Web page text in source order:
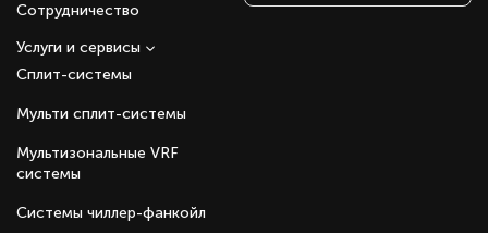
Сотрудничество
Сплит-системы
Мульти сплит-системы
Мультизональные VRF
системы
Системы чиллер-фанкойл
Услуги и сервисы